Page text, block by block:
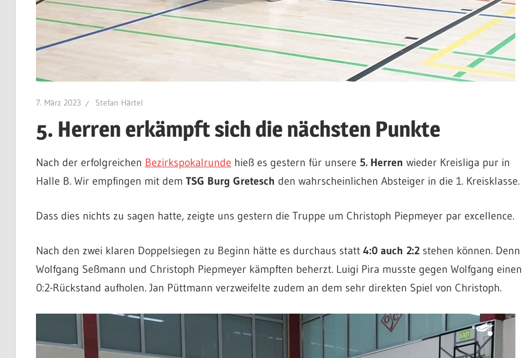
7. März 2023 Stefan Härtel
5. Herren erkämpft sich die nächsten Punkte
Nach der erfolgreichen Bezirkspokalrunde hieß es gestern für unsere 5. Herren wieder Kreisliga pur in
Halle B. Wir empfingen mit dem TSG Burg Gretesch den wahrscheinlichen Absteiger in die 1. Kreisklasse.
Dass dies nichts zu sagen hatte, zeigte uns gestern die Truppe um Christoph Piepmeyer par excellence.
Nach den zwei klaren Doppelsiegen zu Beginn hätte es durchaus statt 4:0 auch 2:2stehen können. Denn
Wolfgang Seßmann und Christoph Piepmeyer kämpften beherzt. Luigi Pira musste gegen Wolfgang einen
0:2-Rückstand aufholen. Jan Püttmann verzweifelte zudem an dem sehr direkten Spiel von Christoph.